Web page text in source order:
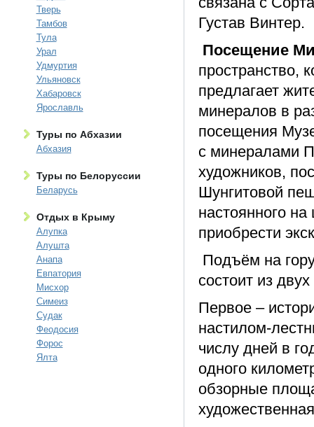
Тверь
Тамбов
Тула
Урал
Удмуртия
Ульяновск
Хабаровск
Ярославль
Туры по Абхазии
Абхазия
Туры по Белоруссии
Беларусь
Отдых в Крыму
Алупка
Алушта
Анапа
Евпатория
Мисхор
Симеиз
Судак
Феодосия
Форос
Ялта
Густав Винтер.
Посещение
пространство,
предлагает
минералов в
посещения
с минералами
художников,
Шунгитовой
настоянного
приобрести
Подъём на
состоит из
Первое –
настилом-
числу дней в
одного
обзорные